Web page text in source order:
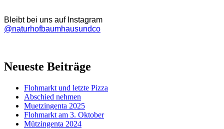
Bleibt bei uns auf Instagram
@naturhofbaumhausundco
Neueste Beiträge
Flohmarkt und letzte Pizza
Abschied nehmen
Muetzingenta 2025
Flohmarkt am 3. Oktober
Mützingenta 2024